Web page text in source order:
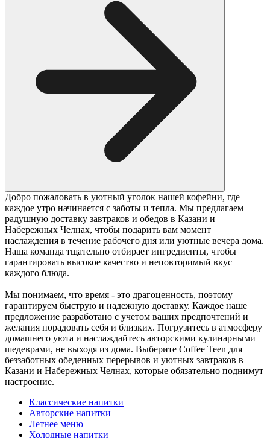
Добро пожаловать в уютный уголок нашей кофейни, где
каждое утро начинается с заботы и тепла. Мы предлагаем
радушную доставку завтраков и обедов в Казани и
Набережных Челнах, чтобы подарить вам момент
наслаждения в течение рабочего дня или уютные вечера дома.
Наша команда тщательно отбирает ингредиенты, чтобы
гарантировать высокое качество и неповторимый вкус
каждого блюда.
Мы понимаем, что время - это драгоценность, поэтому
гарантируем быструю и надежную доставку. Каждое наше
предложение разработано с учетом ваших предпочтений и
желания порадовать себя и близких. Погрузитесь в атмосферу
домашнего уюта и наслаждайтесь авторскими кулинарными
шедеврами, не выходя из дома. Выберите Coffee Teen для
беззаботных обеденных перерывов и уютных завтраков в
Казани и Набережных Челнах, которые обязательно поднимут
настроение.
Классические напитки
Авторские напитки
Летнее меню
Холодные напитки